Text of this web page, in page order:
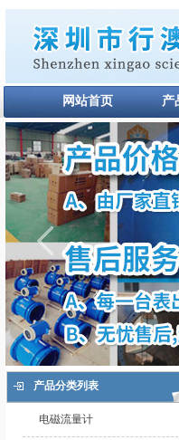
网站首页 产
产品分类列表
电磁流量计